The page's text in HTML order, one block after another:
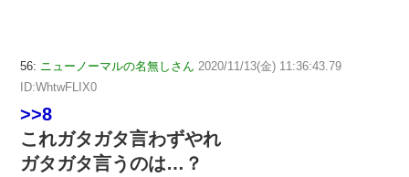
56: ニューノーマルの名無しさん 2020/11/13(金) 11:36:43.79
ID:WhtwFLIX0
>>8
これガタガタ言わずやれ
ガタガタ言うのは…？